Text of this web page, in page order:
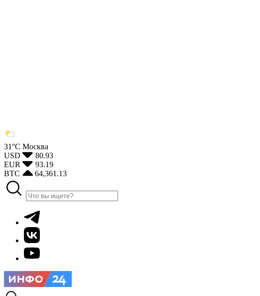
31°С Москва
USD
80.93
EUR
93.19
BTC
64,361.13